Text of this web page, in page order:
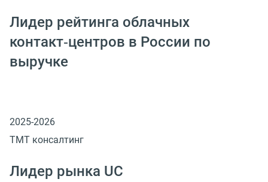
Лидер рейтинга облачных
контакт‑центров в России по
выручке
2025-2026
ТМТ консалтинг
Лидер рынка UC